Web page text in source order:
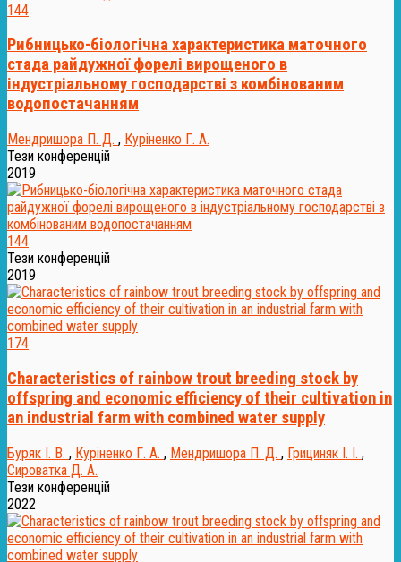
144
Рибницько-біологічна характеристика маточного
стада райдужної форелі вирощеного в
індустріальному господарстві з комбінованим
водопостачанням
Мендришора П. Д. , Куріненко Г. А.
Тези конференцій
2019
144
Тези конференцій
2019
174
Characteristics of rainbow trout breeding stock by
offspring and economic efficiency of their cultivation in
an industrial farm with combined water supply
Буряк І. В. , Куріненко Г. А. , Мендришора П. Д. , Грициняк І. І. ,
Сироватка Д. А.
Тези конференцій
2022